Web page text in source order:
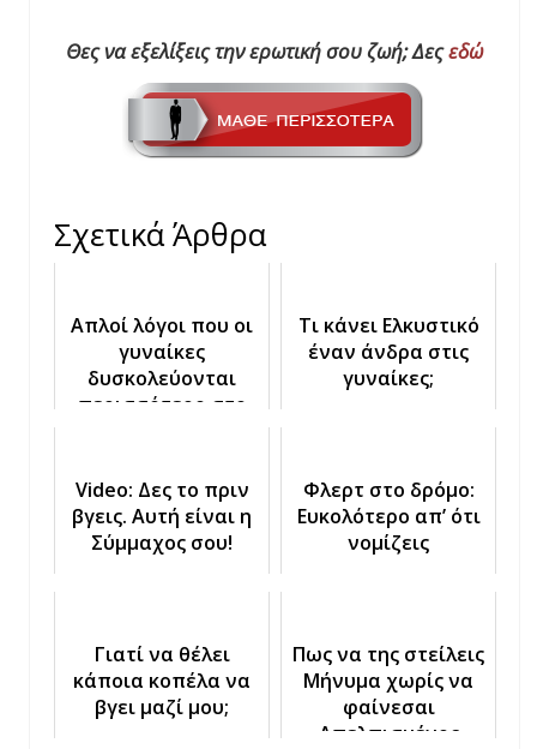
Θες να εξελίξεις την ερωτική σου ζωή; Δεςεδώ
Σχετικά Άρθρα
Απλοί λόγοι που οι
γυναίκες
δυσκολεύονται
περισσότερο στο
Τι κάνει Ελκυστικό
έναν άνδρα στις
γυναίκες;
Video: Δες το πριν
βγεις. Αυτή είναι η
Σύμμαχος σου!
Φλερτ στο δρόμο:
Ευκολότερο απ’ ότι
νομίζεις
Γιατί να θέλει
κάποια κοπέλα να
βγει μαζί μου;
Πως να της στείλεις
Μήνυμα χωρίς να
φαίνεσαι
Απελπισμένος